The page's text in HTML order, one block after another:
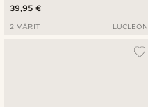
39,95 €
2 VÄRIT LUCLEON